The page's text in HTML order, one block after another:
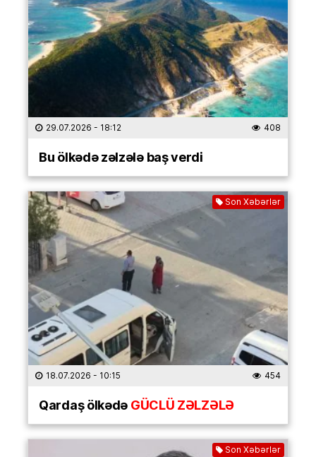
29.07.2026 - 18:12 408
Bu ölkədə zəlzələ baş verdi
Son Xəbərlər
18.07.2026 - 10:15 454
Qardaş ölkədəGÜCLÜ ZƏLZƏLƏ
Son Xəbərlər